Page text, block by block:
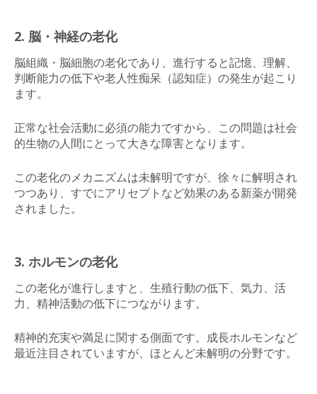
2. 脳・神経の老化
脳組織・脳細胞の老化であり、進行すると記憶、理解、
判断能力の低下や老人性痴呆（認知症）の発生が起こり
ます。
正常な社会活動に必須の能力ですから、この問題は社会
的生物の人間にとって大きな障害となります。
この老化のメカニズムは未解明ですが、徐々に解明され
つつあり、すでにアリセプトなど効果のある新薬が開発
されました。
3. ホルモンの老化
この老化が進行しますと、生殖行動の低下、気力、活
力、精神活動の低下につながります。
精神的充実や満足に関する側面です。成長ホルモンなど
最近注目されていますが、ほとんど未解明の分野です。